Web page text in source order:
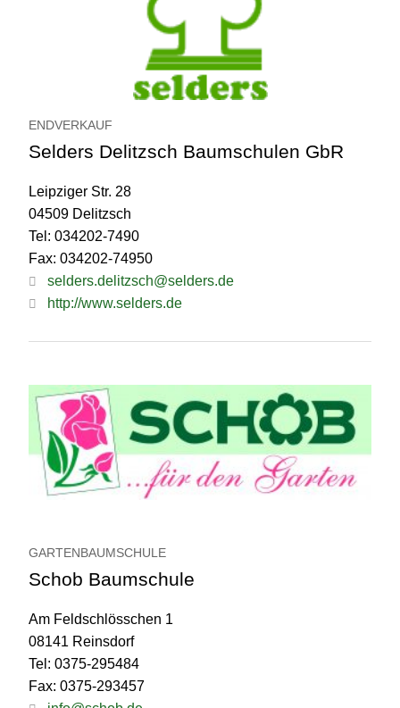
ENDVERKAUF
Selders Delitzsch Baumschulen GbR
Leipziger Str. 28
04509 Delitzsch
Tel: 034202-7490
Fax: 034202-74950
selders.delitzsch@selders.de
http://www.selders.de
GARTENBAUMSCHULE
Schob Baumschule
Am Feldschlösschen 1
08141 Reinsdorf
Tel: 0375-295484
Fax: 0375-293457